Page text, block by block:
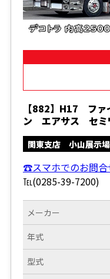
【882】H17 フ
ン エアサス セ
関東支店 小山展示場
☎スマホでのお問合
℡(0285-39-7200)
メーカー
年式
型式